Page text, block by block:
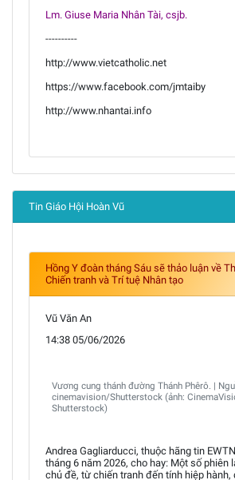
Lm. Giuse Maria Nhân Tài, csjb.
----------
http://www.vietcatholic.net
https://www.facebook.com/jmtaiby
http://www.nhantai.info
Tin Giáo Hội Hoàn Vũ
Hồng Y đoàn tháng Sáu sẽ thảo luận về
Chiến tranh và Trí tuệ Nhân tạo
Vũ Văn An
14:38 05/06/2026
Vương cung thánh đường Thánh Phêrô. |
cinemavision/Shutterstock (ảnh:
Shutterstock)
Andrea Gagliarducci, thuộc hãng tin
tháng 6 năm 2026, cho hay: Một số phiên
chủ đề, từ chiến tranh đến tính hiệp